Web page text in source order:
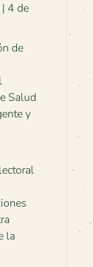
4 de
de
Salud
y
la